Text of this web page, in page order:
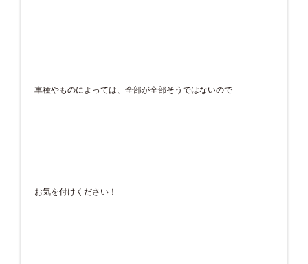
車種やものによっては、全部が全部そうではないので
お気を付けください！